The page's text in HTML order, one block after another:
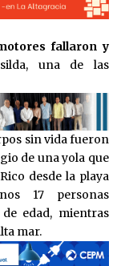
fallaron y
una de las
sin vida fueron
de una yola que
desde la playa
17 personas
edad, mientras
mar.